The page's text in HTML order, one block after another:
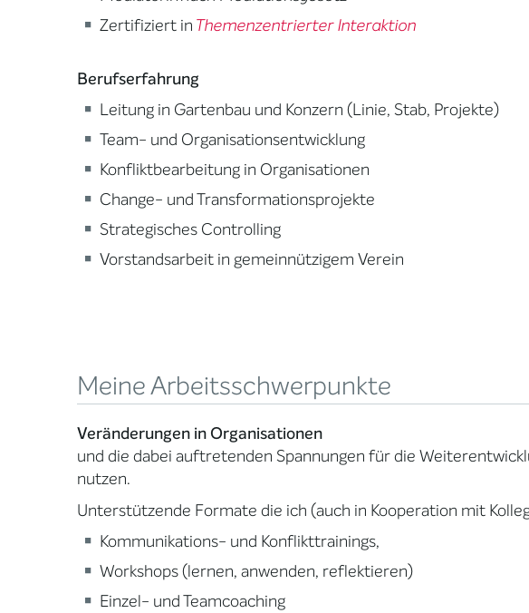
Zertifiziert in Themenzentrierter Interaktion
Berufserfahrung
Leitung in Gartenbau und Konzern (Linie, Stab, Projekte)
Team- und Organisationsentwicklung
Konfliktbearbeitung in Organisationen
Change- und Transformationsprojekte
Strategisches Controlling
Vorstandsarbeit in gemeinnützigem Verein
Meine Arbeitsschwerpunkte
Veränderungen in Organisationen
und die dabei auftretenden Spannungen für die
nutzen.
Unterstützende Formate die ich (auch in Kooperation mit
Kommunikations- und Konflikttrainings,
Workshops (lernen, anwenden, reflektieren)
Einzel- und Teamcoaching